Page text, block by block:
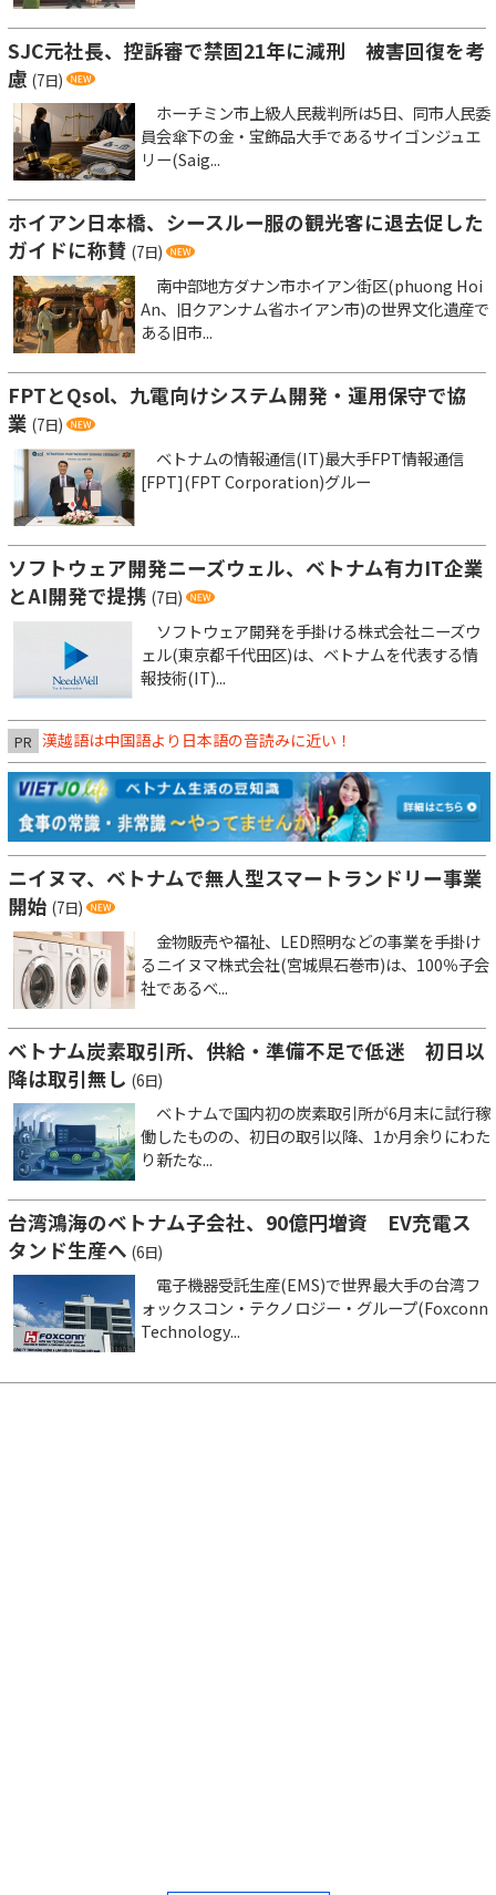
SJC元社長、控訴審で禁固21年に減刑 被害回復を考
慮 (7日)
ホーチミン市上級人民裁判所は5日、同市人民委
員会傘下の金・宝飾品大手であるサイゴンジュエ
リー(Saig...
ホイアン日本橋、シースルー服の観光客に退去促した
ガイドに称賛 (7日)
南中部地方ダナン市ホイアン街区(phuong Hoi
An、旧クアンナム省ホイアン市)の世界文化遺産で
ある旧市...
FPTとQsol、九電向けシステム開発・運用保守で協
業 (7日)
ベトナムの情報通信(IT)最大手FPT情報通信
[FPT](FPT Corporation)グルー
ソフトウェア開発ニーズウェル、ベトナム有力IT企業
とAI開発で提携 (7日)
ソフトウェア開発を手掛ける株式会社ニーズウ
ェル(東京都千代田区)は、ベトナムを代表する情
報技術(IT)...
PR 漢越語は中国語より日本語の音読みに近い！
ニイヌマ、ベトナムで無人型スマートランドリー事業
開始 (7日)
金物販売や福祉、LED照明などの事業を手掛け
るニイヌマ株式会社(宮城県石巻市)は、100％子会
社であるベ...
ベトナム炭素取引所、供給・準備不足で低迷 初日以
降は取引無し (6日)
ベトナムで国内初の炭素取引所が6月末に試行稼
働したものの、初日の取引以降、1か月余りにわた
り新たな...
台湾鴻海のベトナム子会社、90億円増資 EV充電ス
タンド生産へ (6日)
電子機器受託生産(EMS)で世界最大手の台湾フ
ォックスコン・テクノロジー・グループ(Foxconn
Technology...